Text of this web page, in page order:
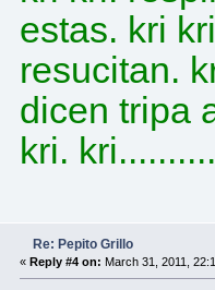
estas. kri
resucitan.
dicen tripa
kri.
Re: Pepito Grillo
« Reply #4 on: March 31, 2011,